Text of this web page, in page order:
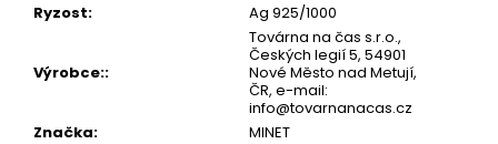
Ryzost: Ag 925/1000
Výrobce::
Továrna na čas s.r.o.,
Českých legií 5, 54901
Nové Město nad Metují,
ČR, e-mail:
info@tovarnanacas.cz
Značka: MINET